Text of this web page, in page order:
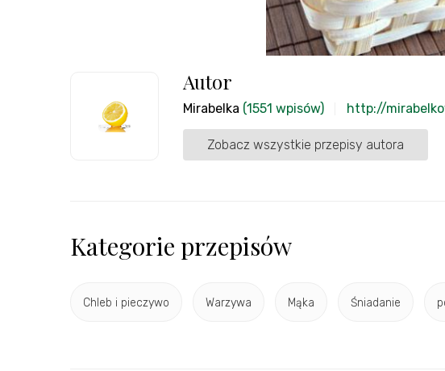
Autor
Mirabelka (1551 wpisów) http://
Zobacz wszystkie przepisy autora
Kategorie przepisów
Chleb i pieczywo Warzywa Mąka Śniadanie